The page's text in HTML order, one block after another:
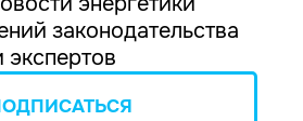
законодательства